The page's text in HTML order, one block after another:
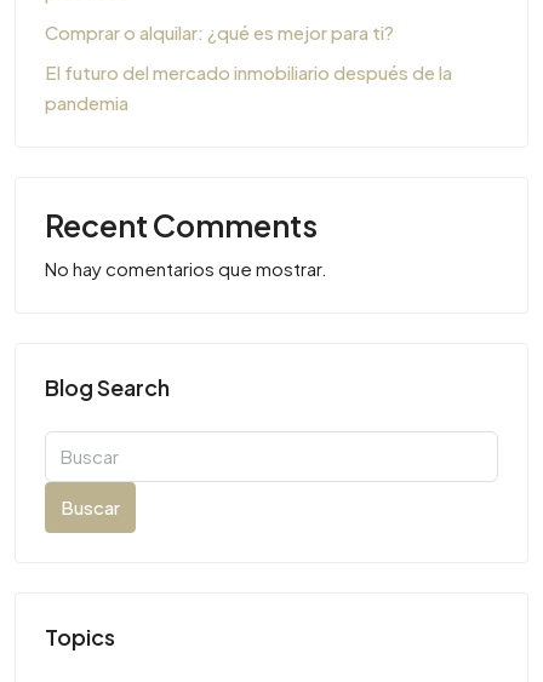
Comprar o alquilar: ¿qué es mejor para ti?
El futuro del mercado inmobiliario después de la
pandemia
Recent Comments
No hay comentarios que mostrar.
Blog Search
Buscar
Topics